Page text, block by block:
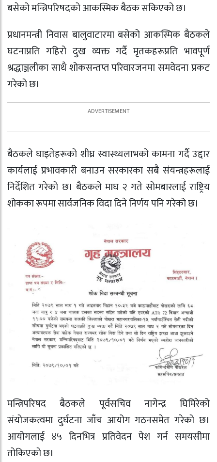
बसेको मन्त्रिपरिषदको आकस्मिक बैठक सकिएको छ।
प्रधानमन्त्री निवास बालुवाटारमा बसेको आकस्मिक बैठकले
घटनाप्रति गहिरो दुख व्यक्त गर्दै मृतकहरूप्रति भावपूर्ण
श्रद्धाञ्जलीका साथै शोकसन्तप्त परिवारजनमा समवेदना प्रकट
गरेको छ।
बैठकले घाइतेहरूको शीघ्र स्वास्थ्यलाभको कामना गर्दै उद्दार
कार्यलाई प्रभावकारी बनाउन सरकारका सबै संयन्त्रहरूलाई
निर्देशित गरेको छ। बैठकले माघ २ गते सोमबारलाई राष्ट्रिय
शोकका रूपमा सार्वजनिक विदा दिने निर्णय पनि गरेको छ।
मन्त्रिपरिषद बैठकले पूर्वसचिव नागेन्द्र घिमिरेको
संयोजकत्वमा दुर्घटना जाँच आयोग गठनसमेत गरेको छ।
आयोगलाई ४५ दिनभित्र प्रतिवेदन पेश गर्न समयसीमा
तोकिएको छ।